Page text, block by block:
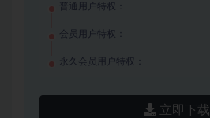
普通用户特权：
会员用户特权：
永久会员用户特权：
立即下载